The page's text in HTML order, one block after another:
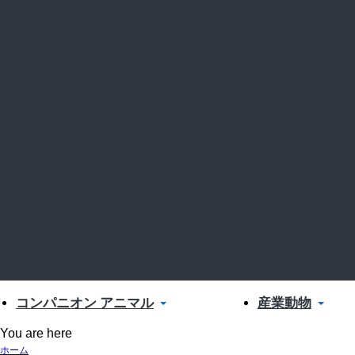
コンパニオン アニマル 産業動物
You are here
ホーム